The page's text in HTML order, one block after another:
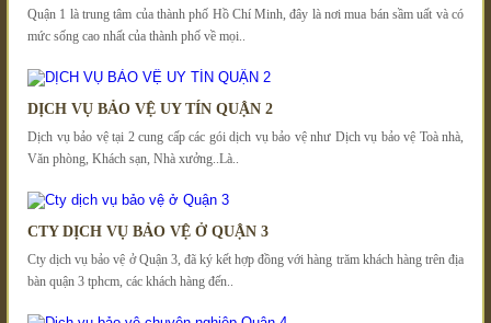
Quận 1 là trung tâm của thành phố Hồ Chí Minh, đây là nơi mua bán sầm uất và có
mức sống cao nhất của thành phố về mọi..
DỊCH VỤ BẢO VỆ UY TÍN QUẬN 2
Dịch vụ bảo vệ tại 2 cung cấp các gói dịch vụ bảo vệ như Dịch vụ bảo vệ Toà nhà,
Văn phòng, Khách sạn, Nhà xưởng..Là..
CTY DỊCH VỤ BẢO VỆ Ở QUẬN 3
Cty dịch vụ bảo vệ ở Quận 3, đã ký kết hợp đồng với hàng trăm khách hàng trên địa
bàn quận 3 tphcm, các khách hàng đến..